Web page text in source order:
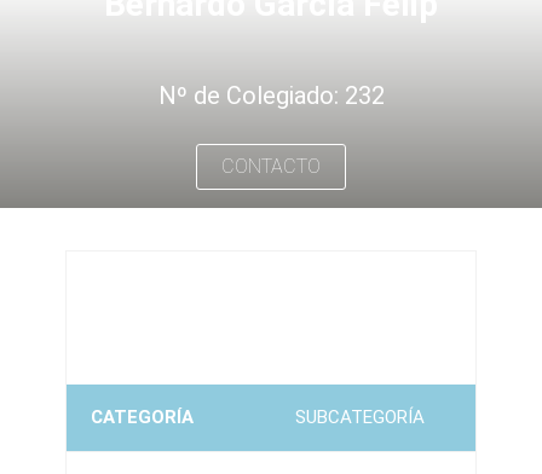
Nº de Colegiado: 232
CONTACTO
CATEGORÍA SUBCATEGORÍA